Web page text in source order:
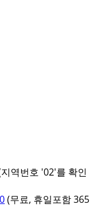
역번호 '02'를 확인
(무료, 휴일포함 365